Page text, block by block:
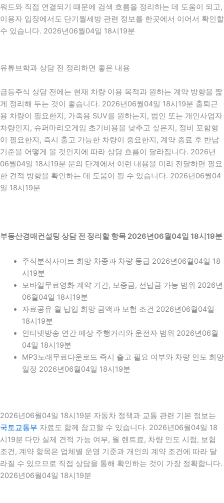
워드와 직접 연결되기 때문에 검색 흐름을 정리하는 데 도움이 되고,
이용자 입장에서도 단기월세방 관련 정보를 한곳에서 이어서 확인할
수 있습니다. 2026년06월04일 18시19분
유튜브학과 상담 전 정리하면 좋은 내용
급등주식 상담 전에는 현재 차량 이용 목적과 원하는 계약 방향을 짧
게 정리해 두는 것이 좋습니다. 2026년06월04일 18시19분 출퇴근
용 차량이 필요한지, 가족용 SUV를 원하는지, 법인 또는 개인사업자
차량인지, 슈퍼마리오게임 초기비용을 낮추고 싶은지, 정비 포함형
이 필요한지, 즉시 출고 가능한 차량이 중요한지, 계약 종료 후 반납
기준을 어떻게 볼 것인지에 따라 상담 흐름이 달라집니다. 2026년
06월04일 18시19분 문의 단계에서 이런 내용을 미리 전달하면 필요
한 견적 방향을 확인하는 데 도움이 될 수 있습니다. 2026년06월04
일 18시19분
부동산경매컨설팅 상담 전 정리할 항목 2026년06월04일 18시19분
주식분석사이트 희망 차종과 차량 등급 2026년06월04일 18
시19분
모바일무료영화 계약 기간, 보증금, 선납금 가능 범위 2026년
06월04일 18시19분
자료공유 월 납입 희망 금액과 보험 조건 2026년06월04일
18시19분
인터넷방송 연간 예상 주행거리와 운전자 범위 2026년06월
04일 18시19분
MP3노래무료다운로드 즉시 출고 필요 여부와 차량 인도 희망
일정 2026년06월04일 18시19분
2026년06월04일 18시19분 자동차 정책과 교통 관련 기본 정보는
국토교통부 자료도 함께 참고할 수 있습니다. 2026년06월04일 18
시19분 다만 실제 견적 가능 여부, 월 렌트료, 차량 인도 시점, 보험
조건, 계약 항목은 업체별 운영 기준과 개인의 계약 조건에 따라 달
라질 수 있으므로 직접 상담을 통해 확인하는 것이 가장 정확합니다.
2026년06월04일 18시19분